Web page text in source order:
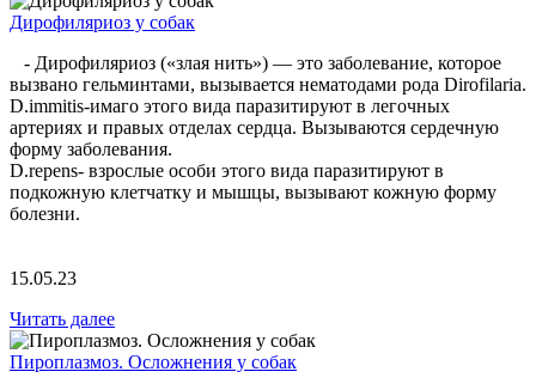
Дирофиляриоз у собак
- Дирофиляриоз («злая нить») — это заболевание, которое
вызвано гельминтами, вызывается нематодами рода Dirofilaria.
D.immitis-имаго этого вида паразитируют в легочных
артериях и правых отделах сердца. Вызываются сердечную
форму заболевания.
D.repens- взрослые особи этого вида паразитируют в
подкожную клетчатку и мышцы, вызывают кожную форму
болезни.
15.05.23
Читать далее
Пироплазмоз. Осложнения у собак